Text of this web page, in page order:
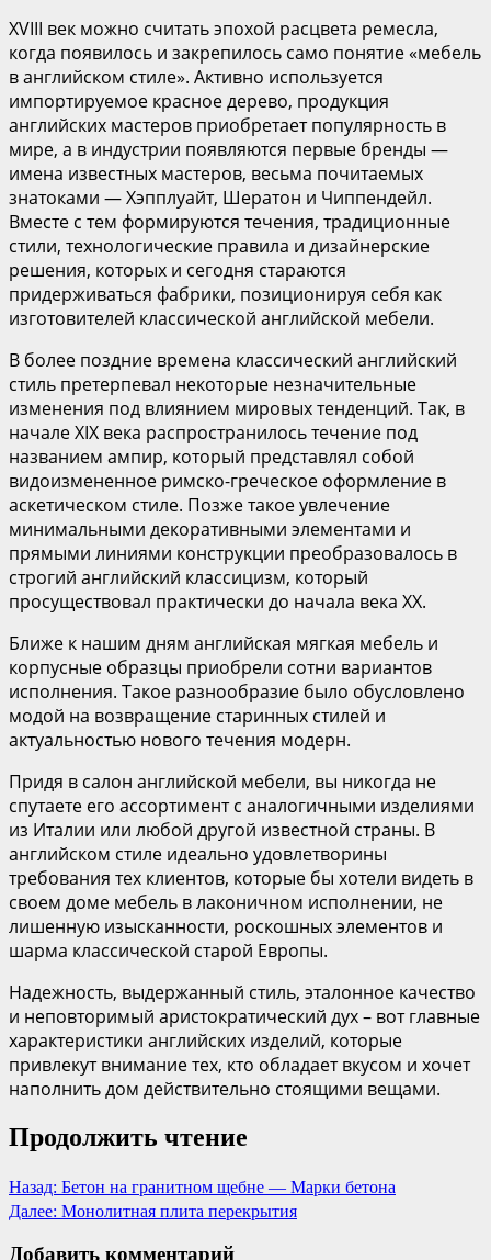
XVIII век можно считать эпохой расцвета ремесла,
когда появилось и закрепилось само понятие «мебель
в английском стиле». Активно используется
импортируемое красное дерево, продукция
английских мастеров приобретает популярность в
мире, а в индустрии появляются первые бренды —
имена известных мастеров, весьма почитаемых
знатоками — Хэпплуайт, Шератон и Чиппендейл.
Вместе с тем формируются течения, традиционные
стили, технологические правила и дизайнерские
решения, которых и сегодня стараются
придерживаться фабрики, позиционируя себя как
изготовителей классической английской мебели.
В более поздние времена классический английский
стиль претерпевал некоторые незначительные
изменения под влиянием мировых тенденций. Так, в
начале XIX века распространилось течение под
названием ампир, который представлял собой
видоизмененное римско-греческое оформление в
аскетическом стиле. Позже такое увлечение
минимальными декоративными элементами и
прямыми линиями конструкции преобразовалось в
строгий английский классицизм, который
просуществовал практически до начала века XX.
Ближе к нашим дням английская мягкая мебель и
корпусные образцы приобрели сотни вариантов
исполнения. Такое разнообразие было обусловлено
модой на возвращение старинных стилей и
актуальностью нового течения модерн.
Придя в салон английской мебели, вы никогда не
спутаете его ассортимент с аналогичными изделиями
из Италии или любой другой известной страны. В
английском стиле идеально удовлетворины
требования тех клиентов, которые бы хотели видеть в
своем доме мебель в лаконичном исполнении, не
лишенную изысканности, роскошных элементов и
шарма классической старой Европы.
Надежность, выдержанный стиль, эталонное качество
и неповторимый аристократический дух – вот главные
характеристики английских изделий, которые
привлекут внимание тех, кто обладает вкусом и хочет
наполнить дом действительно стоящими вещами.
Продолжить чтение
Назад: Бетон на гранитном щебне — Марки бетона
Далее: Монолитная плита перекрытия
Добавить комментарий